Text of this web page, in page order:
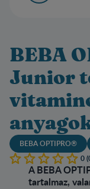
BEBA
Junior
BEBA OPTIPRO®
0
A BEBA
tartalmaz,